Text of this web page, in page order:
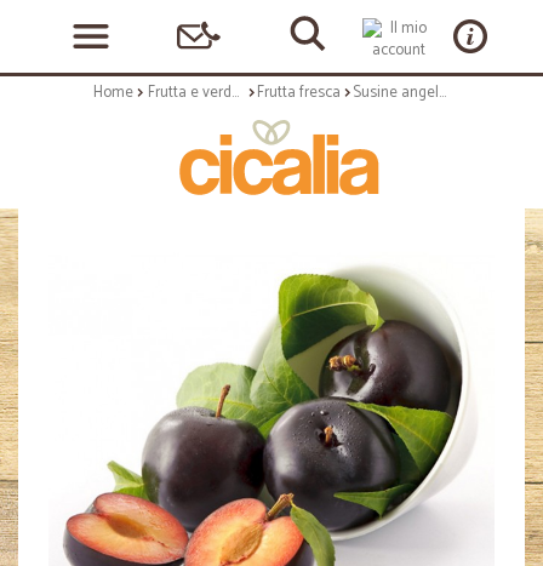
Home Frutta e verdura Frutta fresca Susine angeleno gr.500